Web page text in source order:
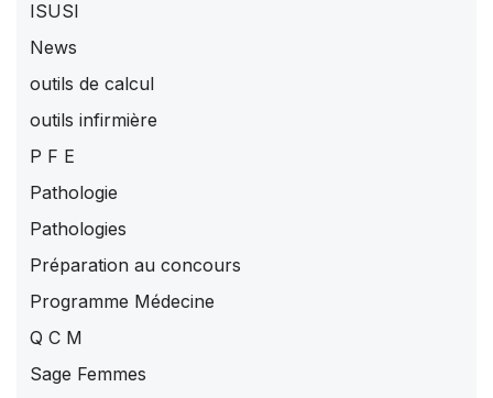
ISUSI
News
outils de calcul
outils infirmière
P F E
Pathologie
Pathologies
Préparation au concours
Programme Médecine
Q C M
Sage Femmes